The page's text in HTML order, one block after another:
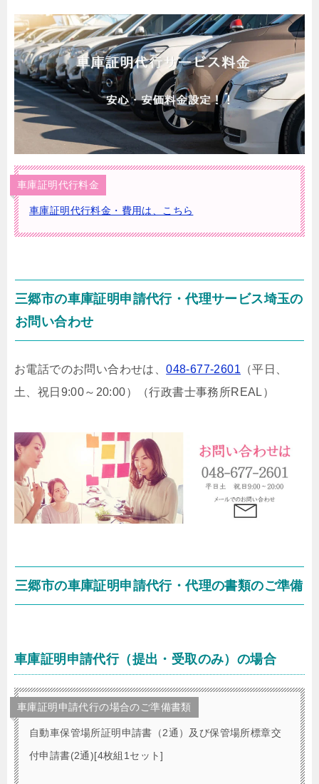
車庫証明代行料金
車庫証明代行料金・費用は、こちら
三郷市の車庫証明申請代行・代理サービス埼玉の
お問い合わせ
お電話でのお問い合わせは、048-677-2601 （平日、
土、祝日9:00～20:00）
（行政書士事務所REAL）
三郷市の車庫証明申請代行・代理の書類のご準備
車庫証明申請代行（提出・受取のみ）の場合
車庫証明申請代行の場合のご準備書類
自動車保管場所証明申請書（2通）及び保管場所標章交
付申請書(2通)[4枚組1セット]